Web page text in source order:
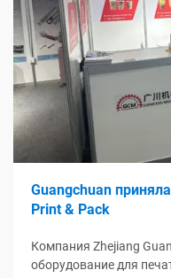
Guangchuan
Print & Pack
Компания Zhejiang
оборудование для